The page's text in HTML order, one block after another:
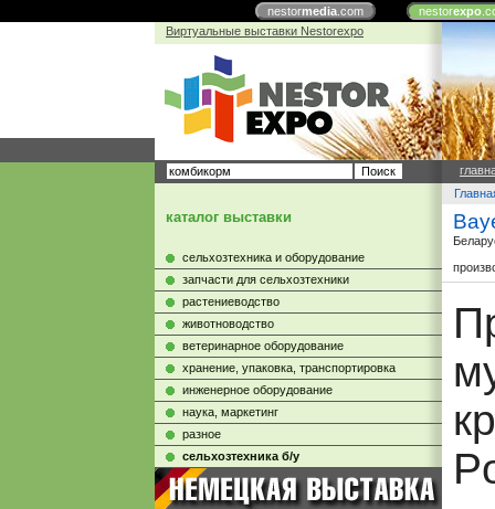
nestormedia.com nestorexpo
Виртуальные выставки Nestorexpo
каталог выставки
сельхозтехника и оборудование
запчасти для сельхозтехники
растениеводство
животноводство
ветеринарное оборудование
хранение, упаковка, транспортировка
инженерное оборудование
наука, маркетинг
разное
сельхозтехника б/у